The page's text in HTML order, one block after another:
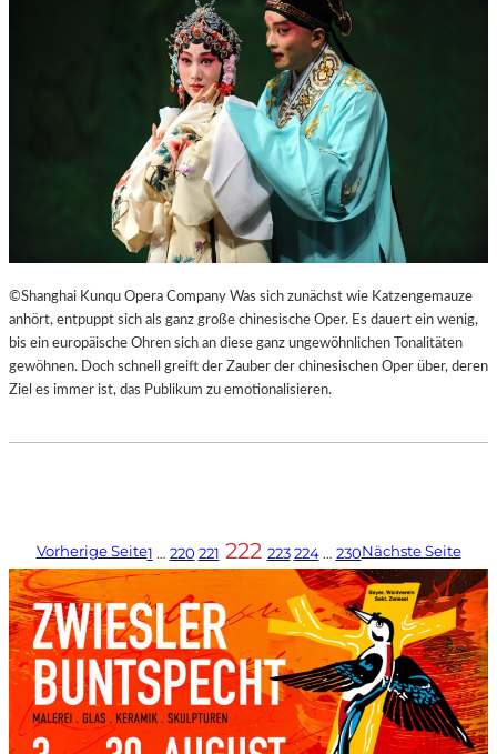
©Shanghai Kunqu Opera Company Was sich zunächst wie Katzengemauze
anhört, entpuppt sich als ganz große chinesische Oper. Es dauert ein wenig,
bis ein europäische Ohren sich an diese ganz ungewöhnlichen Tonalitäten
gewöhnen. Doch schnell greift der Zauber der chinesischen Oper über, deren
Ziel es immer ist, das Publikum zu emotionalisieren.
Vorherige Seite1 … 220 221 222 223 224 … 230Nächste Seite